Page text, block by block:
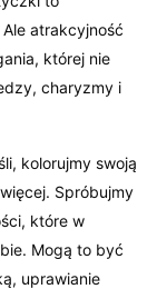
atrakcyjność
której nie
charyzmy i
kolorujmy swoją
Spróbujmy
które w
Mogą to być
uprawianie